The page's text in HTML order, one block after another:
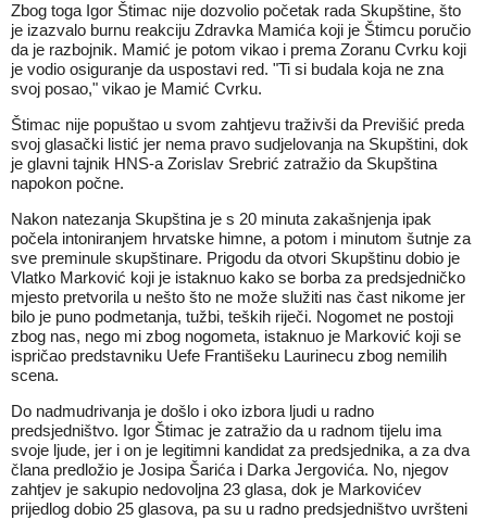
Zbog toga Igor Štimac nije dozvolio početak rada Skupštine, što
je izazvalo burnu reakciju Zdravka Mamića koji je Štimcu poručio
da je razbojnik. Mamić je potom vikao i prema Zoranu Cvrku koji
je vodio osiguranje da uspostavi red. "Ti si budala koja ne zna
svoj posao," vikao je Mamić Cvrku.
Štimac nije popuštao u svom zahtjevu traživši da Previšić preda
svoj glasački listić jer nema pravo sudjelovanja na Skupštini, dok
je glavni tajnik HNS-a Zorislav Srebrić zatražio da Skupština
napokon počne.
Nakon natezanja Skupština je s 20 minuta zakašnjenja ipak
počela intoniranjem hrvatske himne, a potom i minutom šutnje za
sve preminule skupštinare. Prigodu da otvori Skupštinu dobio je
Vlatko Marković koji je istaknuo kako se borba za predsjedničko
mjesto pretvorila u nešto što ne može služiti nas čast nikome jer
bilo je puno podmetanja, tužbi, teških riječi. Nogomet ne postoji
zbog nas, nego mi zbog nogometa, istaknuo je Marković koji se
ispričao predstavniku Uefe Františeku Laurinecu zbog nemilih
scena.
Do nadmudrivanja je došlo i oko izbora ljudi u radno
predsjedništvo. Igor Štimac je zatražio da u radnom tijelu ima
svoje ljude, jer i on je legitimni kandidat za predsjednika, a za dva
člana predložio je Josipa Šarića i Darka Jergovića. No, njegov
zahtjev je sakupio nedovoljna 23 glasa, dok je Markovićev
prijedlog dobio 25 glasova, pa su u radno predsjedništvo uvršteni